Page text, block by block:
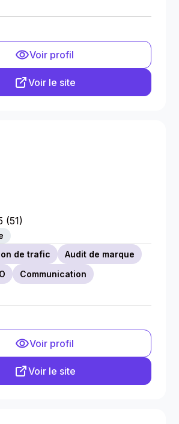
Voir profil
Voir le site
(51)
de trafic
Audit de marque
Communication
Voir profil
Voir le site